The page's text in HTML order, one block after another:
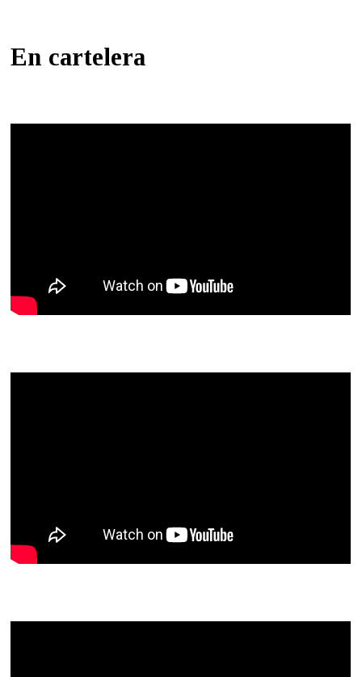
En cartelera